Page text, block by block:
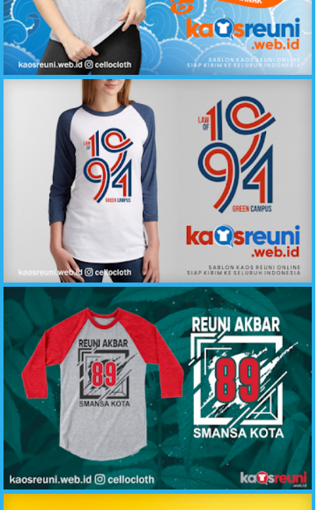
Kaos Reuni Kita Pernah Putih Biru SMA 1 Pontianak - Kaos Reuni
Desain Kaos Reuni Alumni Green Campus 1994 - Kaos Reuni
Sablon Kaos Reuni Akbar Angkatan 98 SMANSA - Desain Sablon Kaos Reuni Online